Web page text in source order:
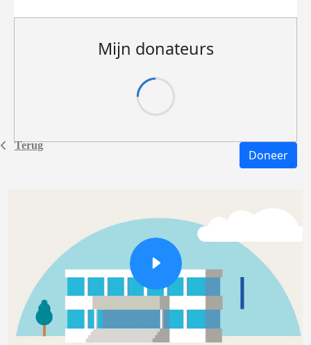
Terug
Mijn donateurs
Doneer